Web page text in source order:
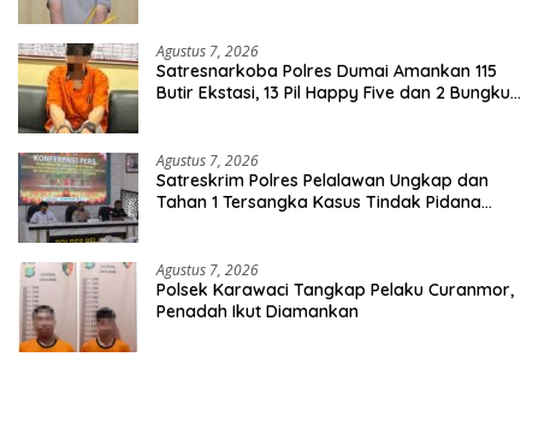
Agustus 7, 2026
Satresnarkoba Polres Dumai Amankan 115
Butir Ekstasi, 13 Pil Happy Five dan 2 Bungkus
Agustus 7, 2026
Satreskrim Polres Pelalawan Ungkap dan
Tahan 1 Tersangka Kasus Tindak Pidana
Agustus 7, 2026
Polsek Karawaci Tangkap Pelaku Curanmor,
Penadah Ikut Diamankan